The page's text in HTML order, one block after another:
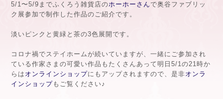
5/1〜5/9までふくろう雑貨店のホーホーさん で奥谷ファブリッ
ク展参加で制作した作品のご紹介です。
淡いピンクと黄緑と茶の3色展開です。
コロナ禍でステイホームが続いていますが、一緒にご参加され
ている作家さまの可愛い作品もたくさんあって明日5/1の21時か
らは オンラインショップにもアップされますので、是非オンラ
インショップもご覧ください♪